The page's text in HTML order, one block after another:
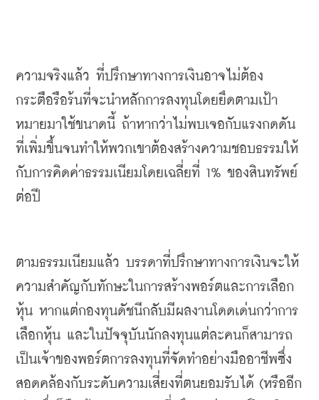
ความจริงแล้ว ที่ปรึกษาทางการเงินอาจไม่ต้อง
กระตือรือร้นที่จะนำหลักการลงทุนโดยยึดตามเป้า
หมายมาใช้ขนาดนี้ ถ้าหากว่าไม่พบเจอกับแรงกดดัน
ที่เพิ่มขึ้นจนทำให้พวกเขาต้องสร้างความชอบธรรมให้
กับการคิดค่าธรรมเนียมโดยเฉลี่ยที่ 1% ของสินทรัพย์
ต่อปี
ตามธรรมเนียมแล้ว บรรดาที่ปรึกษาทางการเงินจะให้
ความสำคัญกับทักษะในการสร้างพอร์ตและการเลือก
หุ้น หากแต่กองทุนดัชนีกลับมีผลงานโดดเด่นกว่าการ
เลือกหุ้น และ ในปัจจุบันนักลงทุนแต่ละคนก็สามารถ
เป็นเจ้าของพอร์ตการลงทุนที่จัดทำอย่างมืออาชีพซึ่ง
สอดคล้องกับระดับความเสี่ยงที่ตนยอมรับได้ (หรืออีก